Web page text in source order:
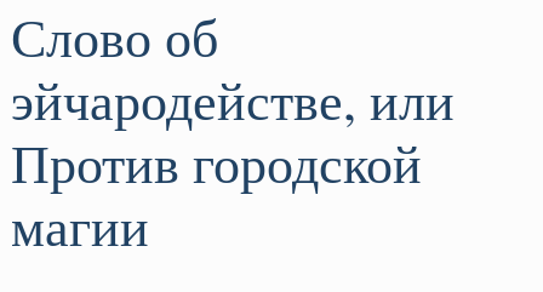
Слово об
эйчародействе, или
Против городской
магии